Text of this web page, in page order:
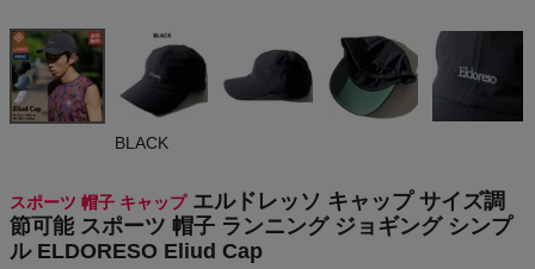
スポーツ 帽
子 ランニン
グ ジョギング
シンプル EL
DORESO Eli
(税込)
THE NORTH FACE
NIKE
BLACK
スポーツ 帽子 キャップ エルドレッソ キャップ サイズ調
節可能 スポーツ 帽子 ランニング ジョギング シンプ
ル ELDORESO Eliud Cap